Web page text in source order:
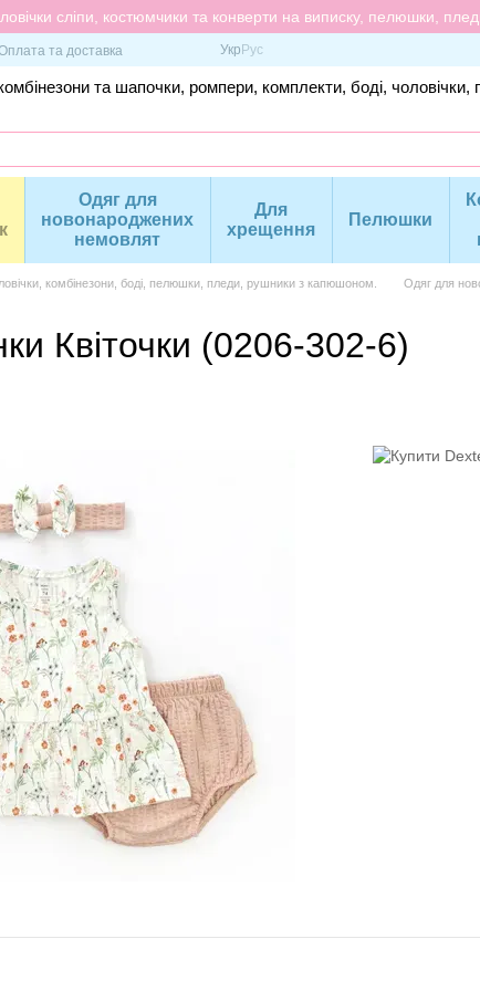
сліпи, костюмчики та конверти на виписку, пелюшки,
та доставка Укр Рус
та шапочки, ромпери, комплекти, боді, чоловічки,
Одяг для
новонароджених
немовлят
Для
хрещення
Пелюшки
комбінезони, боді, пелюшки, пледи, рушники з капюшоном. Одяг для
Квіточки (0206-302-6)